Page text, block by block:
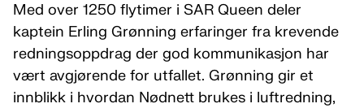
Med over 1250 flytimer i SAR Queen deler
kaptein Erling Grønning erfaringer fra krevende
redningsoppdrag der god kommunikasjon har
vært avgjørende for utfallet. Grønning gir et
innblikk i hvordan Nødnett brukes i luftredning,